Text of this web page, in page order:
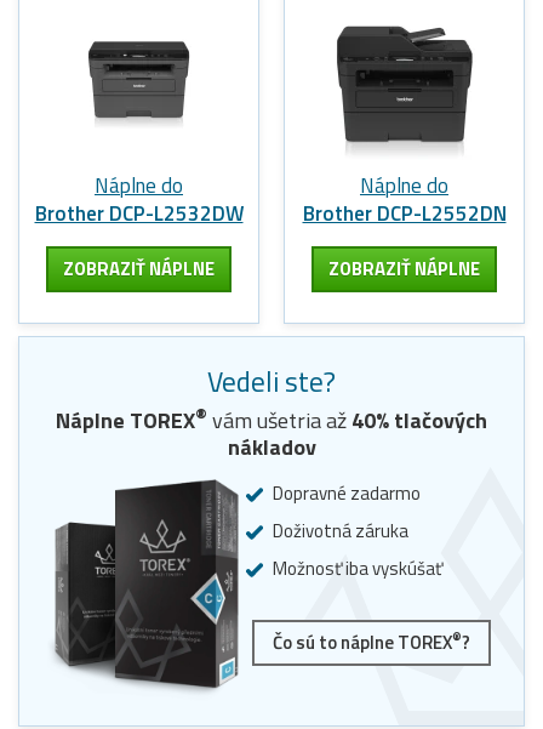
Náplne do
Brother DCP-L2532DW
ZOBRAZIŤ NÁPLNE
Náplne do
Brother DCP-L2552DN
ZOBRAZIŤ NÁPLNE
Vedeli ste?
Náplne TOREX® vám ušetria až40% tlačových
nákladov
Dopravné zadarmo
Doživotná záruka
Možnosť iba vyskúšať
Čo sú to náplne TOREX®?